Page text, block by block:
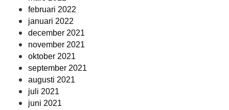
februari 2022
januari 2022
december 2021
november 2021
oktober 2021
september 2021
augusti 2021
juli 2021
juni 2021